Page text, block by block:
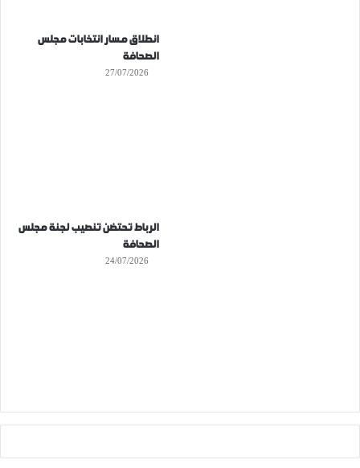
انطلاق مسار انتخابات مجلس
الصحافة
27/07/2026
الرباط تحتضن تنصيب لجنة مجلس
الصحافة
24/07/2026